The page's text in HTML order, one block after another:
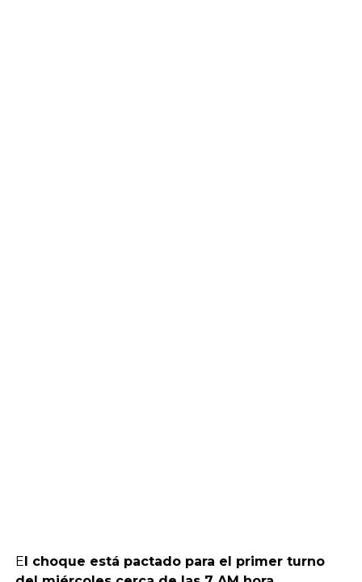
El choque está pactado para el primer turno